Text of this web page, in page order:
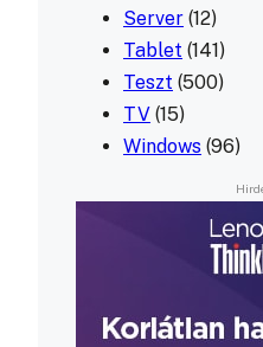
Server (12)
Tablet (141)
Teszt (500)
TV (15)
Windows (96)